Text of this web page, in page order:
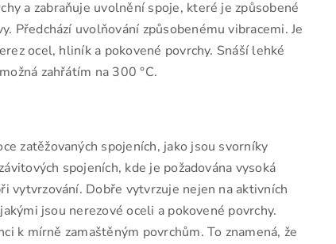
a zabraňuje uvolnění spoje, které je způsobené
Předchází uvolňování způsobenému vibracemi. Je
ocel, hliník a pokovené povrchy. Snáší lehké
zahřátím na 300 °C.
zatěžovaných spojeních, jako jsou svorníky
spojeních, kde je požadována vysoká
vytvrzování. Dobře vytvrzuje nejen na aktivních
jsou nerezové oceli a pokovené povrchy.
k mírně zamaštěným povrchům. To znamená, že